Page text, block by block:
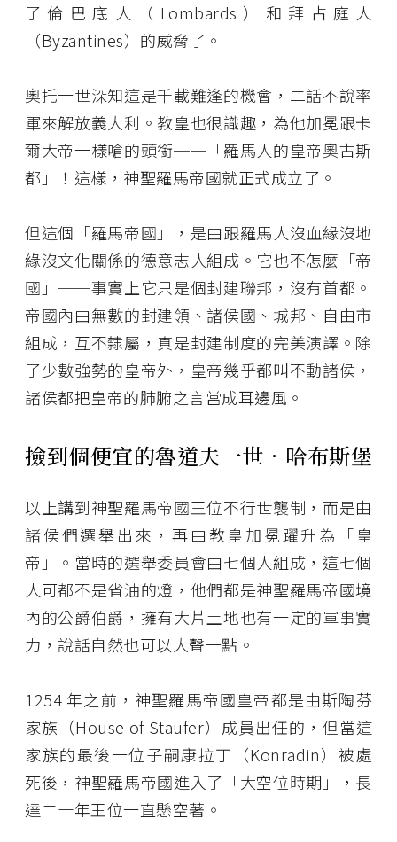
了倫巴底人（Lombards）和拜占庭人
（Byzantines）的威脅了。
奧托一世深知這是千載難逢的機會，二話不說率
軍來解放義大利。教皇也很識趣，為他加冕跟卡
爾大帝一樣嗆的頭銜──「羅馬人的皇帝奧古斯
都」！這樣，神聖羅馬帝國就正式成立了。
但這個「羅馬帝國」，是由跟羅馬人沒血緣沒地
緣沒文化關係的德意志人組成。它也不怎麼「帝
國」──事實上它只是個封建聯邦，沒有首都。
帝國內由無數的封建領、諸侯國、城邦、自由市
組成，互不隸屬，真是封建制度的完美演譯。除
了少數強勢的皇帝外，皇帝幾乎都叫不動諸侯，
諸侯都把皇帝的肺腑之言當成耳邊風。
撿到個便宜的魯道夫一世．哈布斯堡
以上講到神聖羅馬帝國王位不行世襲制，而是由
諸侯們選舉出來，再由教皇加冕躍升為「皇
帝」。當時的選舉委員會由七個人組成，這七個
人可都不是省油的燈，他們都是神聖羅馬帝國境
內的公爵伯爵，擁有大片土地也有一定的軍事實
力，說話自然也可以大聲一點。
1254 年之前，神聖羅馬帝國皇帝都是由斯陶芬
家族（House of Staufer）成員出任的，但當這
家族的最後一位子嗣康拉丁（Konradin）被處
死後，神聖羅馬帝國進入了「大空位時期」，長
達二十年王位一直懸空著。